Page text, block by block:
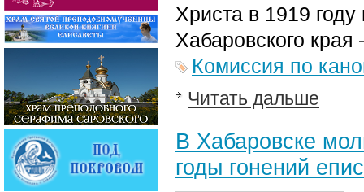
Христа в 1919
Хабаровского
Комиссия по
Читать дальше
В Хабаровске
годы гонений